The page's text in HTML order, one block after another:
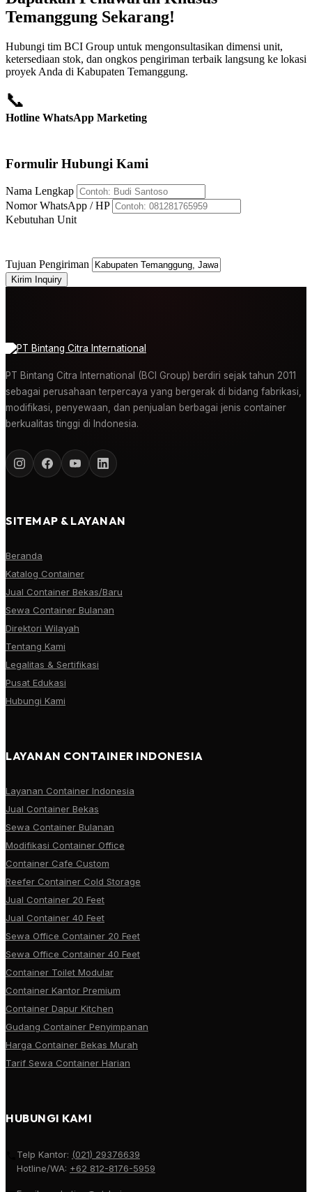
Temanggung Sekarang!
Hubungi tim BCI Group untuk mengonsultasikan dimensi unit,
ketersediaan stok, dan ongkos pengiriman terbaik langsung ke lokasi
proyek Anda di Kabupaten Temanggung.
📞
Hotline WhatsApp Marketing
Formulir Hubungi Kami
Nama Lengkap
Nomor WhatsApp / HP
Kebutuhan Unit
Tujuan Pengiriman
Kirim Inquiry
PT Bintang Citra International (BCI Group) berdiri sejak tahun 2011
sebagai perusahaan terpercaya yang bergerak di bidang fabrikasi,
modifikasi, penyewaan, dan penjualan berbagai jenis container
berkualitas tinggi di Indonesia.
SITEMAP & LAYANAN
Beranda
Katalog Container
Jual Container Bekas/Baru
Sewa Container Bulanan
Direktori Wilayah
Tentang Kami
Legalitas & Sertifikasi
Pusat Edukasi
Hubungi Kami
LAYANAN CONTAINER INDONESIA
Layanan Container Indonesia
Jual Container Bekas
Sewa Container Bulanan
Modifikasi Container Office
Container Cafe Custom
Reefer Container Cold Storage
Jual Container 20 Feet
Jual Container 40 Feet
Sewa Office Container 20 Feet
Sewa Office Container 40 Feet
Container Toilet Modular
Container Kantor Premium
Container Dapur Kitchen
Gudang Container Penyimpanan
Harga Container Bekas Murah
Tarif Sewa Container Harian
HUBUNGI KAMI
Telp Kantor: (021) 29376639
Hotline/WA: +62 812-8176-5959